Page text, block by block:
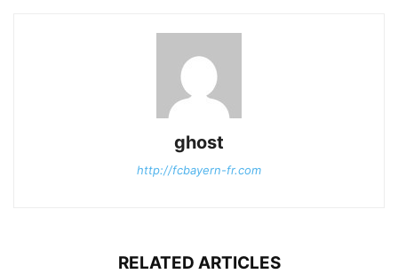
ghost
http://fcbayern-fr.com
RELATED ARTICLES